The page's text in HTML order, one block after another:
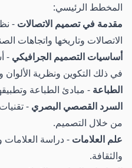
المخطط الرئيسي:
مقدمة في تصميم الاتصالات -
الاتصالات وتاريخها واتجاهات
أساسيات التصميم الجرافيكي -
في ذلك التكوين ونظرية الألوان
الطباعة - مبادئ الطباعة
السرد القصصي البصري -
من خلال التصميم.
علم العلامات - دراسة العلامات
والثقافة.